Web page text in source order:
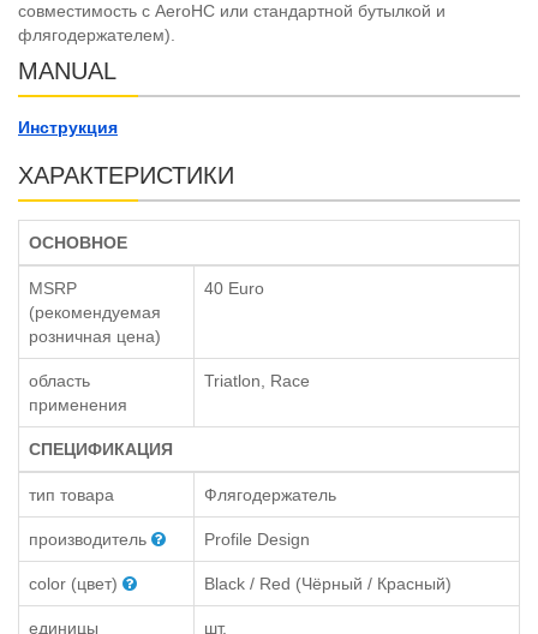
совместимость с AeroHC или стандартной бутылкой и
флягодержателем).
MANUAL
Инструкция
ХАРАКТЕРИСТИКИ
ОСНОВНОЕ
MSRP
(рекомендуемая
розничная цена)
40 Euro
область
применения
Triatlon, Race
СПЕЦИФИКАЦИЯ
тип товара Флягодержатель
производитель Profile Design
color (цвет) Black / Red (Чёрный / Красный)
единицы шт.